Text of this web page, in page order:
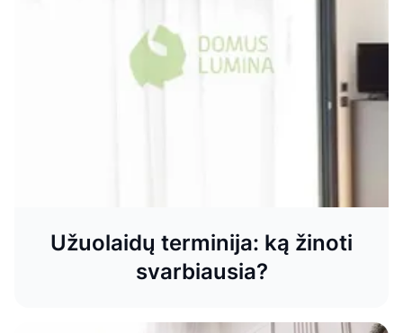
Užuolaidų terminija: ką žinoti
svarbiausia?